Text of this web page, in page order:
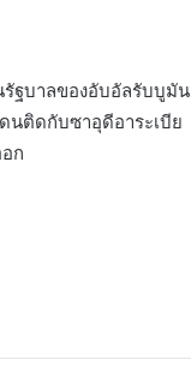
ฐบาลของอับอัลรับบูมัน
นติดกับซาอุดีอาระเบีย
ก